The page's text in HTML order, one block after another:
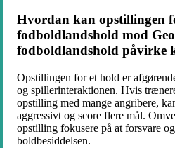
Hvordan kan opstillingen
fodboldlandshold mod
fodboldlandshold påvirke
Opstillingen for et hold er
og spillerinteraktionen. Hvis
opstilling med mange angribere,
aggressivt og score flere mål.
opstilling fokusere på at forsvare
boldbesiddelsen.